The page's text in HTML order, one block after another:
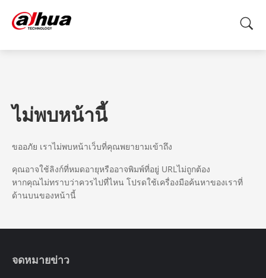
ไม่พบหน้านี้
ขออภัย เราไม่พบหน้าเว็บที่คุณพยายามเข้าถึง
คุณอาจใช้ลิงก์ที่หมดอายุหรืออาจพิมพ์ที่อยู่ URLไม่ถูกต้อง
หากคุณไม่ทราบว่าควรไปที่ไหน โปรดใช้เครื่องมือค้นหาของเราที่
ด้านบนของหน้านี้
จดหมายข่าว